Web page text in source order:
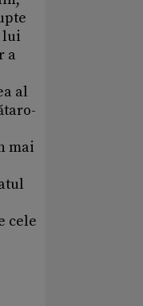
lui
a
al
mai
cele